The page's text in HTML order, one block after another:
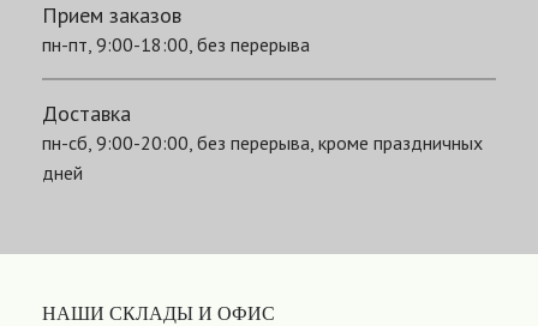
Прием заказов
пн-пт, 9:00-18:00, без перерыва
Доставка
пн-сб, 9:00-20:00, без перерыва, кроме праздничных
дней
НАШИ СКЛАДЫ И ОФИС